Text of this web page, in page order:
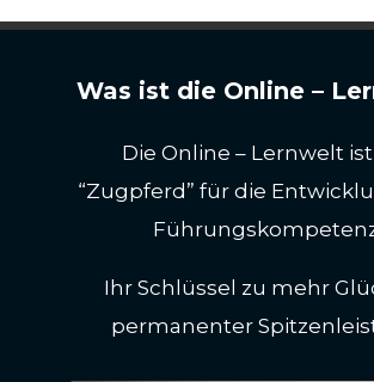
Was ist die Online –
Die Online – Lernwelt
“Zugpferd” für die
Ihr Schlüssel zu mehr
permanenter